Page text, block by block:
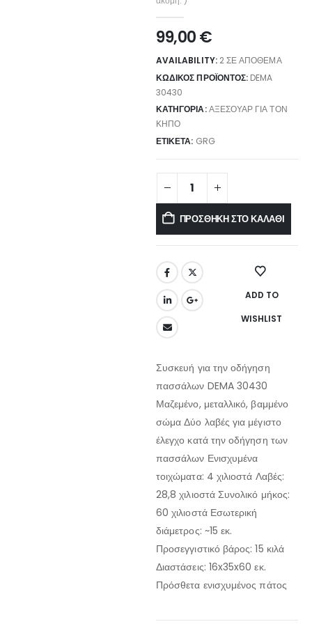
99,00€
AVAILABILITY: 2 ΣΕ ΑΠΌΘΕΜΑ
ΚΩΔΙΚΌΣ ΠΡΟΪΌΝΤΟΣ: DEMA
30430
ΚΑΤΗΓΟΡΊΑ:ΑΞΕΣΟΥΆΡ ΓΙΑ ΤΟΝ
ΚΉΠΟ
ΕΤΙΚΈΤΑ: GRG
ΠΡΟΣΘΉΚΗ ΣΤΟ ΚΑΛΆΘΙ
ADD TO
WISHLIST
Συσκευή για την οδήγηση
πασσάλων DEMA 30430
Μαζεμένο, μεταλλικό, βαμμένο
σώμα Δύο λαβές για μέγιστο
έλεγχο κατά την οδήγηση των
πασσάλων Ενισχυμένα
τοιχώματα: 4 χιλιοστά Λαβές:
28,8 χιλιοστά Συνολικό μήκος:
60 χιλιοστά Εσωτερική
διάμετρος: ~15 εκ.
Προσεγγιστικό βάρος: 15 κιλά
Διαστάσεις: 16x35x60 εκ.
Πρόσθετα ενισχυμένος πάτος